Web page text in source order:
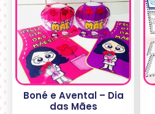
Boné e Avental – Dia
das Mães